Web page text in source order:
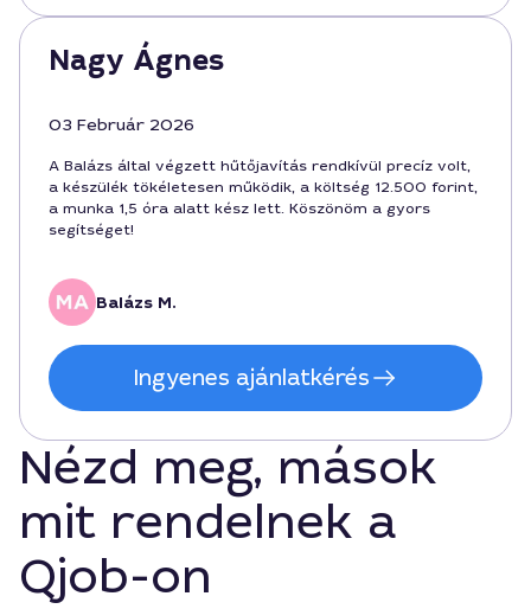
Nagy Ágnes
03 Február 2026
A Balázs által végzett hűtőjavítás rendkívül precíz volt,
a készülék tökéletesen működik, a költség 12.500 forint,
a munka 1,5 óra alatt kész lett. Köszönöm a gyors
segítséget!
Balázs M.
Ingyenes ajánlatkérés
Nézd meg, mások
mit rendelnek a
Qjob-on